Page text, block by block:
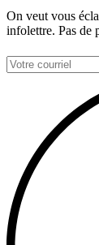
On veut vous
infolettre. Pas de